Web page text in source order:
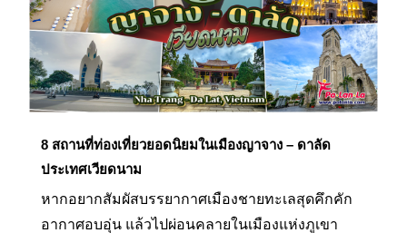
8 สถานที่ท่องเที่ยวยอดนิยมในเมืองญาจาง – ดาลัด
ประเทศเวียดนาม
หากอยากสัมผัสบรรยากาศเมืองชายทะเลสุดคึกคัก
อากาศอบอุ่น แล้วไปผ่อนคลายในเมืองแห่งภูเขา